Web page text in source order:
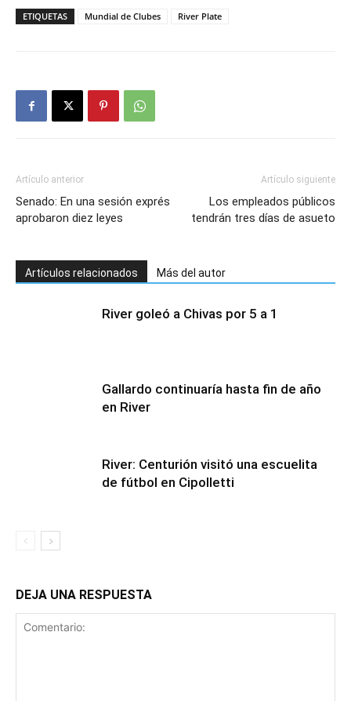
ETIQUETAS Mundial de Clubes River Plate
Artículo anterior
Senado: En una sesión exprés
aprobaron diez leyes
Artículo siguiente
Los empleados públicos
tendrán tres días de asueto
Artículos relacionados Más del autor
River goleó a Chivas por 5 a 1
Gallardo continuaría hasta fin de año
en River
River: Centurión visitó una escuelita
de fútbol en Cipolletti
DEJA UNA RESPUESTA